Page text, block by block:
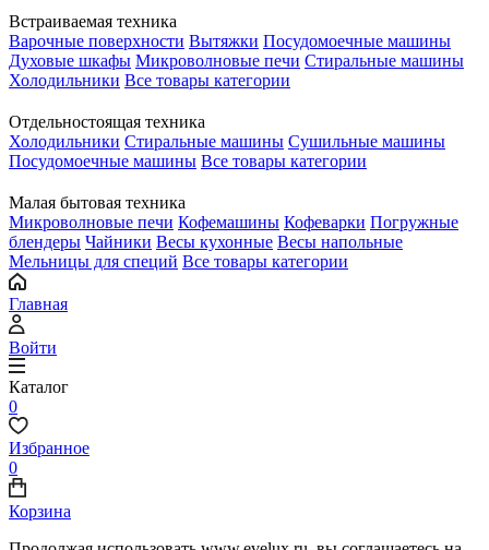
Встраиваемая техника
Варочные поверхности Вытяжки Посудомоечные машины
Духовые шкафы Микроволновые печи Стиральные машины
Холодильники Все товары категории
Отдельностоящая техника
Холодильники Стиральные машины Сушильные машины
Посудомоечные машины Все товары категории
Малая бытовая техника
Микроволновые печи Кофемашины Кофеварки Погружные
блендеры Чайники Весы кухонные Весы напольные
Мельницы для специй Все товары категории
Главная
Войти
Каталог
0
Избранное
0
Корзина